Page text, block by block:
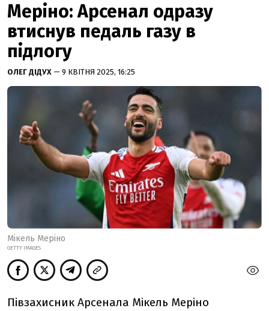
Меріно: Арсенал одразу
втиснув педаль газу в
підлогу
ОЛЕГ ДІДУХ — 9 КВІТНЯ 2025, 16:25
Мікель Меріно
GETTY IMAGES
Півзахисник Арсенала Мікель Меріно